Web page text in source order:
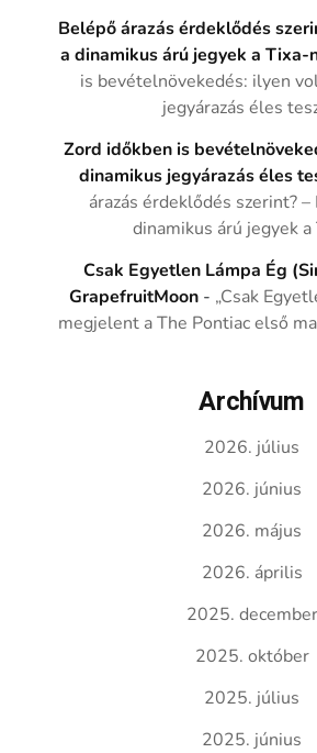
Belépő árazás érdeklődés
a dinamikus árú jegyek a Tixa-
is bevételnövekedés: ilyen
jegyárazás éles
Zord időkben is
dinamikus jegyárazás éles
árazás érdeklődés szerint?
dinamikus árú jegyek a
Csak Egyetlen Lámpa Ég
GrapefruitMoon - „Csak
megjelent a The Pontiac első
Archívum
2026. július
2026. június
2026. május
2026. április
2025. december
2025. október
2025. július
2025. június